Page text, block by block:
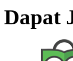
Dapat